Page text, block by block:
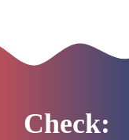
Check: